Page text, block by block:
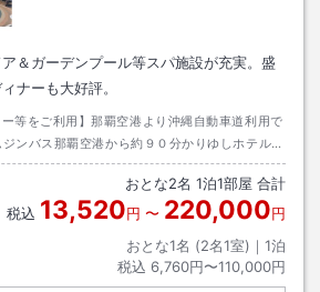
＆ガーデンプール等スパ施設が充実。盛
ナーも大好評。
ー等をご利用】那覇空港より沖縄自動車道利用で
ンバス那覇空港から約９０分かりゆしホテル下
ポートシャトル】那覇空港→約１１０分・かり
おとな2名 1泊1部屋 合計
税込 13,520円 〜 220,000円
おとな1名 (2名1室)｜ 1泊
税込 6,760円〜110,000円